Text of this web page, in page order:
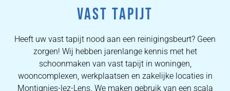
VAST TAPIJT
Heeft uw vast tapijt nood aan een reinigingsbeurt? Geen
zorgen! Wij hebben jarenlange kennis met het
schoonmaken van vast tapijt in woningen,
wooncomplexen, werkplaatsen en zakelijke locaties in
Montignies-lez-Lens. We maken gebruik van een scala